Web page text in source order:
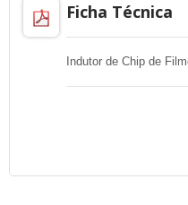
Ficha Técnica
Indutor de Chip de